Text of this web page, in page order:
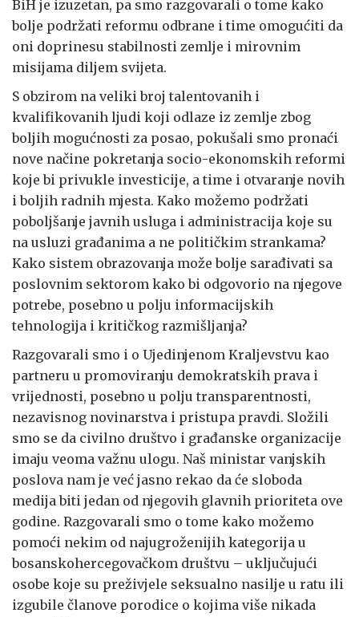
BiH je izuzetan, pa smo razgovarali o tome kako
bolje podržati reformu odbrane i time omogućiti da
oni doprinesu stabilnosti zemlje i mirovnim
misijama diljem svijeta.
S obzirom na veliki broj talentovanih i
kvalifikovanih ljudi koji odlaze iz zemlje zbog
boljih mogućnosti za posao, pokušali smo pronaći
nove načine pokretanja socio-ekonomskih reformi
koje bi privukle investicije, a time i otvaranje novih
i boljih radnih mjesta. Kako možemo podržati
poboljšanje javnih usluga i administracija koje su
na usluzi građanima a ne političkim strankama?
Kako sistem obrazovanja može bolje sarađivati sa
poslovnim sektorom kako bi odgovorio na njegove
potrebe, posebno u polju informacijskih
tehnologija i kritičkog razmišljanja?
Razgovarali smo i o Ujedinjenom Kraljevstvu kao
partneru u promoviranju demokratskih prava i
vrijednosti, posebno u polju transparentnosti,
nezavisnog novinarstva i pristupa pravdi. Složili
smo se da civilno društvo i građanske organizacije
imaju veoma važnu ulogu. Naš ministar vanjskih
poslova nam je već jasno rekao da će sloboda
medija biti jedan od njegovih glavnih prioriteta ove
godine. Razgovarali smo o tome kako možemo
pomoći nekim od najugroženijih kategorija u
bosanskohercegovačkom društvu – uključujući
osobe koje su preživjele seksualno nasilje u ratu ili
izgubile članove porodice o kojima više nikada